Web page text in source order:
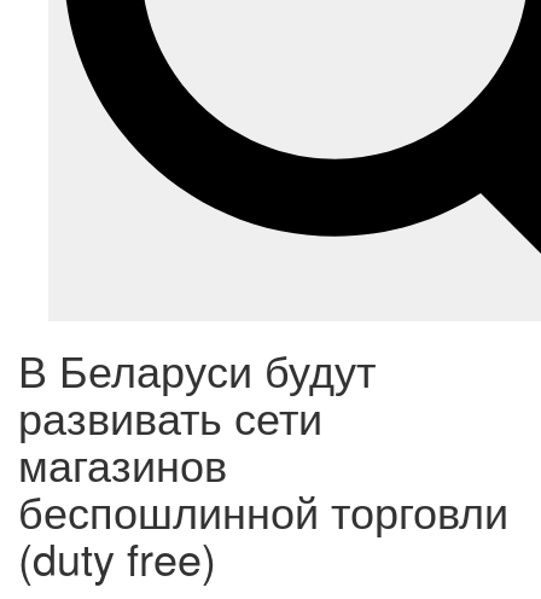
В Беларуси будут
развивать сети
магазинов
беспошлинной торговли
(duty free)